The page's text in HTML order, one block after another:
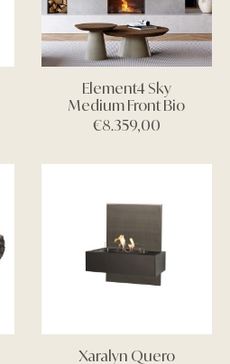
Element4 Sky
Medium Front Bio
€8.359,00
Xaralyn Quero